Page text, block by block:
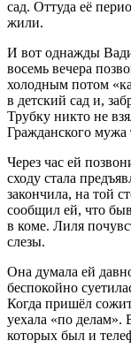
сад. Оттуда её
жили.
И вот однажды
восемь вечера
холодным потом
в детский сад и,
Трубку никто не
Гражданского мужа
Через час ей
сходу стала
закончила, на той
сообщил ей, что
в коме. Лиля
слезы.
Она думала ей
беспокойно
Когда пришёл
уехала «по делам».
которых был и